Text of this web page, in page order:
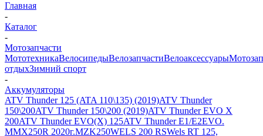
Главная
-
Каталог
-
Мотозапчасти
МототехникаВелосипедыВелозапчастиВелоаксессуары
отдыхЗимний спорт
-
Аккумуляторы
ATV Thunder 125 (ATA 110\135) (2019)ATV Thunder
150\200ATV Thunder 150\200 (2019)ATV Thunder EVO X
200ATV Thunder EVO(X) 125ATV Thunder Е1/Е2EVO.
MMX250R 2020г.MZK250WELS 200 RSWels RT 125,